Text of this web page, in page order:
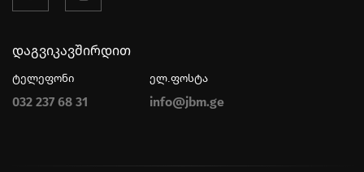
დაგვიკავშირდით
ტელეფონი
032 237 68 31
ელ.ფოსტა
info@jbm.ge